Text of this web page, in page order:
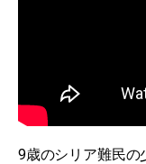
9歳のシリア難民の